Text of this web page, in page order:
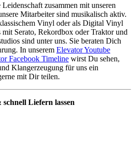
zusammen mit unseren
Mitarbeiter sind musikalisch aktiv.
Vinyl oder als Digital Vinyl
Serato, Rekordbox oder Traktor und
sind unter uns. Sie beraten Dich
In unserem Elevator Youtube
Facebook Timeline wirst Du sehen,
Klangerzeugung für uns ein
mit Dir teilen.
Liefern lassen